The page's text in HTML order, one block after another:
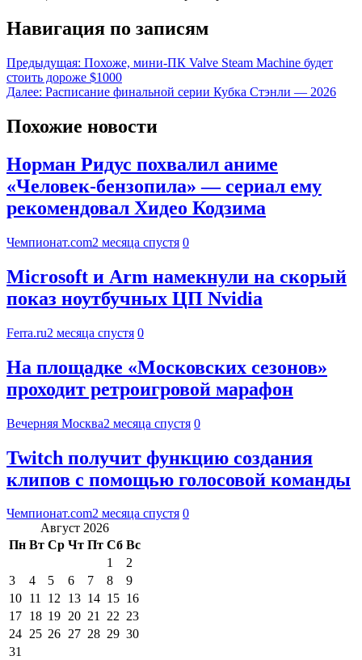
Навигация по записям
Предыдущая: Похоже, мини-ПК Valve Steam Machine будет
стоить дороже $1000
Далее: Расписание финальной серии Кубка Стэнли — 2026
Похожие новости
Норман Ридус похвалил аниме
«Человек-бензопила» — сериал ему
рекомендовал Хидео Кодзима
Чемпионат.com2 месяца спустя 0
Microsoft и Arm намекнули на скорый
показ ноутбучных ЦП Nvidia
Ferra.ru2 месяца спустя 0
На площадке «Московских сезонов»
проходит ретроигровой марафон
Вечерняя Москва2 месяца спустя 0
Twitch получит функцию создания
клипов с помощью голосовой команды
Чемпионат.com2 месяца спустя 0
Август 2026
Пн Вт Ср Чт Пт Сб Вс
1
2
3
4 5 6 7 8
9
10 11 12 13 14 15 16
17 18 19 20 21 22 23
24 25 26 27 28 29 30
31